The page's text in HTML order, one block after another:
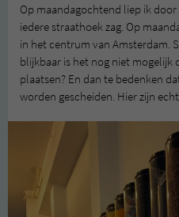
Op maandagochtend liep ik
iedere straathoek zag. Op
in het centrum van Amsterdam.
blijkbaar is het nog niet
plaatsen? En dan te bedenken
worden gescheiden. Hier zijn